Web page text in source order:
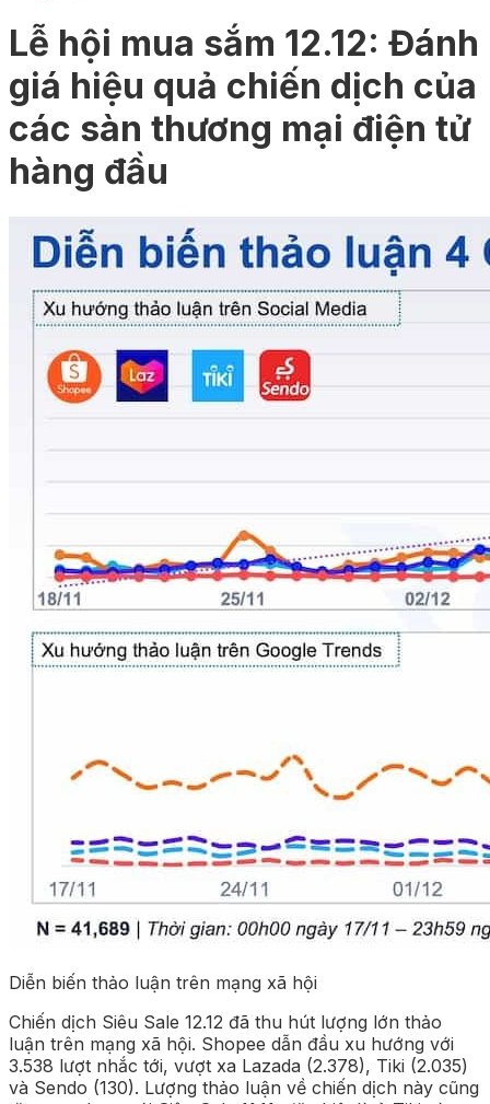
Lễ hội mua sắm 12.12: Đánh
giá hiệu quả chiến dịch của
các sàn thương mại điện tử
hàng đầu
Diễn biến thảo luận trên mạng xã hội
Chiến dịch Siêu Sale 12.12 đã thu hút lượng lớn thảo
luận trên mạng xã hội. Shopee dẫn đầu xu hướng với
3.538 lượt nhắc tới, vượt xa Lazada (2.378), Tiki (2.035)
và Sendo (130). Lượng thảo luận về chiến dịch này cũng